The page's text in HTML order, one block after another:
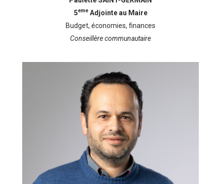
5emeAdjointe au Maire
Budget, économies, finances
Conseillère communautaire